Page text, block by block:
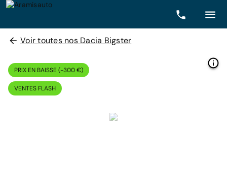
Voir toutes nos Dacia Bigster
PRIX EN BAISSE (-300 €)
VENTES FLASH